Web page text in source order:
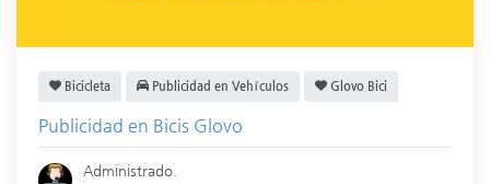
Bicicleta Publicidad en Vehículos Glovo Bici
Publicidad en Bicis Glovo
Administrado.